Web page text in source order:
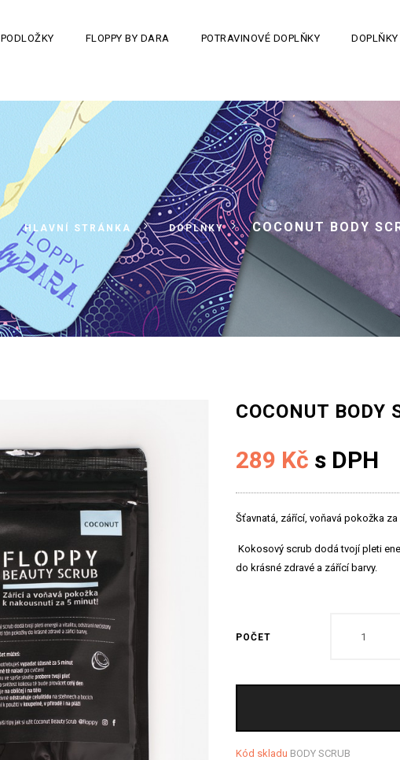
PODLOŽKY FLOPPY BY DARA POTRAVINOVÉ DOPLŇKY DOPLŇKY
HLAVNÍ STRÁNKA > DOPLŇKY > COCONUT BODY
COCONUT BODY
289 Kč s DPH
Šťavnatá, zářící, voňavá pokožka za
Kokosový scrub dodá tvojí pleti
do krásné zdravé a zářící barvy.
POČET
Kód skladu BODY SCRUB